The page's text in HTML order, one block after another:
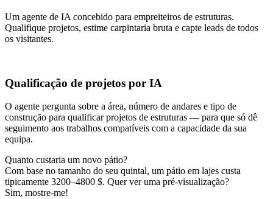
Um agente de IA concebido para empreiteiros de estruturas.
Qualifique projetos, estime carpintaria bruta e capte leads de todos
os visitantes.
Qualificação de projetos por IA
O agente pergunta sobre a área, número de andares e tipo de
construção para qualificar projetos de estruturas — para que só dê
seguimento aos trabalhos compatíveis com a capacidade da sua
equipa.
Quanto custaria um novo pátio?
Com base no tamanho do seu quintal, um pátio em lajes custa
tipicamente 3200–4800 $. Quer ver uma pré-visualização?
Sim, mostre-me!